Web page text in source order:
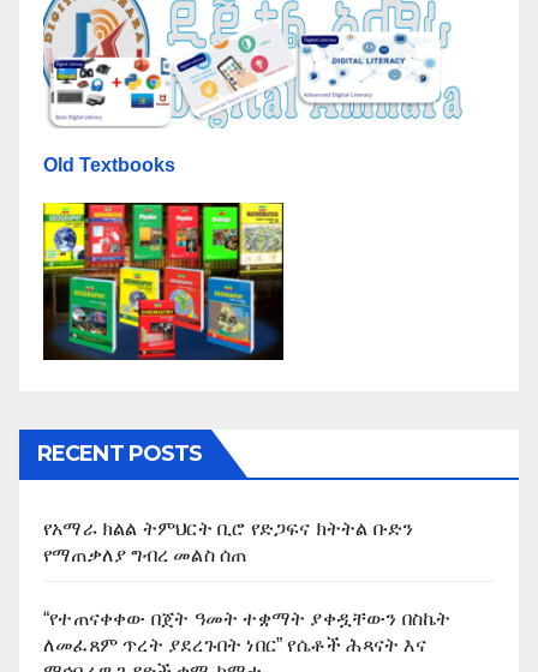
Old Textbooks
RECENT POSTS
የአማራ ክልል ትምህርት ቢሮ የድጋፍና ክትትል ቡድን
የማጠቃለያ ግብረ መልስ ሰጠ
“የተጠናቀቀው በጀት ዓመት ተቋማት ያቀዷቸውን በስኬት
ለመፈጸም ጥረት ያደረጉበት ነበር” የሴቶች ሕጻናት እና